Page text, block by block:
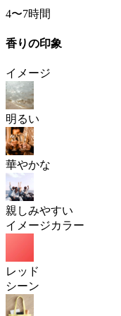
4〜7時間
香りの印象
イメージ
明るい
華やかな
親しみやすい
イメージカラー
レッド
シーン